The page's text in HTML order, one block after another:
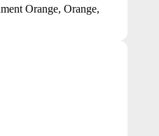
Orange, Orange,